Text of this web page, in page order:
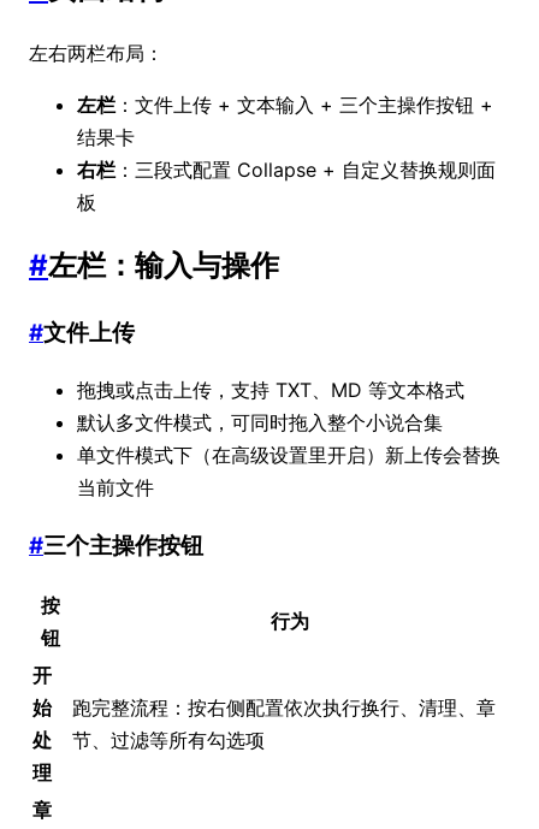
左右两栏布局：
左栏 ：文件上传 + 文本输入 + 三个主操作按钮 +
结果卡
右栏 ：三段式配置 Collapse + 自定义替换规则面
板
#左栏：输入与操作
#文件上传
拖拽或点击上传，支持 TXT、MD 等文本格式
默认多文件模式，可同时拖入整个小说合集
单文件模式下（在高级设置里开启）新上传会替换
当前文件
#三个主操作按钮
按
钮
行为
开
始
处
理
跑完整流程：按右侧配置依次执行换行、清理、章
节、过滤等所有勾选项
章